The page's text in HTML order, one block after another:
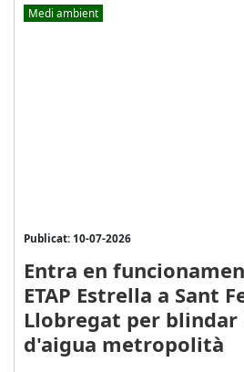
Medi ambient
Publicat: 10-07-2026
Entra en
ETAP Estrella a Sant
Llobregat per
d'aigua metropolità